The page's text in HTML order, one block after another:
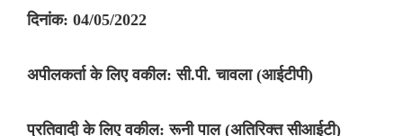
दिनांक: 04/05/2022
अपीलकर्ता के लिए वकील: सी.पी. चावला (आईटीपी)
प्रतिवादी के लिए वकील: रूनी पाल (अतिरिक्त सीआईटी)